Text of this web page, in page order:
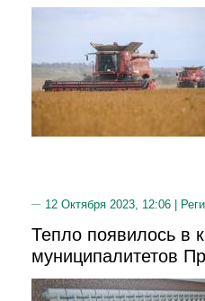
12 Октября 2023, 12:06 |
Тепло появилось в
муниципалитетов